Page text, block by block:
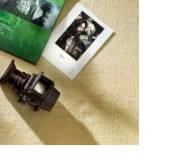
Sélection De
Tirage FineArt
Papiers Labellisés
Papier Exceptionnel
Encadrements Et
Finitions
Reproduction